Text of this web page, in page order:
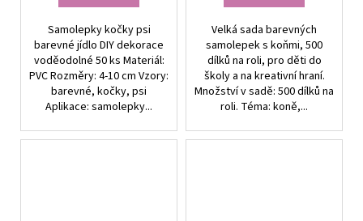
Samolepky kočky psi
barevné jídlo DIY dekorace
voděodolné 50 ks Materiál:
PVC Rozměry: 4-10 cm Vzory:
barevné, kočky, psi
Aplikace: samolepky...
Velká sada barevných
samolepek s koňmi, 500
dílků na roli, pro děti do
školy a na kreativní hraní.
Množství v sadě: 500 dílků na
roli. Téma: koně,...